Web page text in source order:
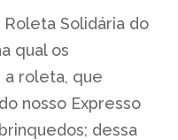
Solidária do
qual os
a roleta, que
nosso Expresso
dessa